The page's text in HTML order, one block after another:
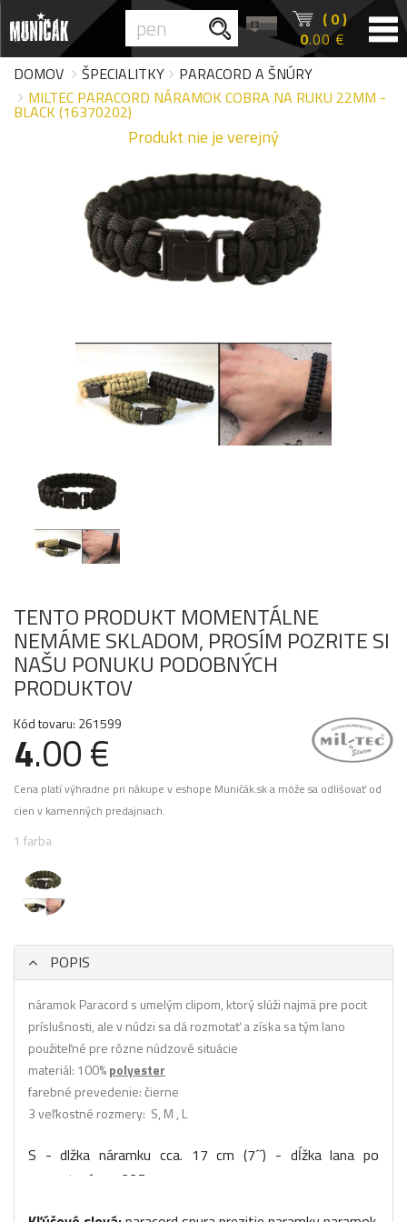
( 0 )
0.00 €
DOMOV
ŠPECIALITKY
PARACORD A ŠNÚRY
MILTEC PARACORD NÁRAMOK COBRA NA RUKU 22MM -
BLACK (16370202)
Produkt nie je verejný
TENTO PRODUKT MOMENTÁLNE
NEMÁME SKLADOM, PROSÍM POZRITE SI
NAŠU PONUKU PODOBNÝCH
PRODUKTOV
Kód tovaru: 261599
4.00 €
Cena platí výhradne pri nákupe v eshope Muničák.sk a môže sa odlišovať od
cien v kamenných predajniach.
1 farba
POPIS
náramok Paracord s umelým clipom, ktorý slúži najmä pre pocit
príslušnosti, ale v núdzi sa dá rozmotať a získa sa tým lano
použiteľné pre rôzne núdzové situácie
materiál: 100%polyester
farebné prevedenie: čierne
3 veľkostné rozmery: S, M , L
S - dlžka náramku cca. 17 cm (7´´) - dĺžka lana po
rozmotaní cca. 225 cm